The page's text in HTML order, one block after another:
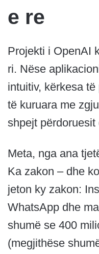
e re
Projekti i OpenAI
ri. Nëse
intuitiv, kërkesa
të kuruara me
shpejt përdoruesit
Meta, nga ana
Ka zakon – dhe
jeton ky zakon:
WhatsApp dhe
shumë se 400
(megjithëse